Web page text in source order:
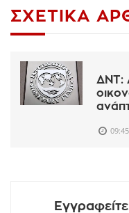
ΣΧΕΤΙΚΆ
ΔΝΤ: